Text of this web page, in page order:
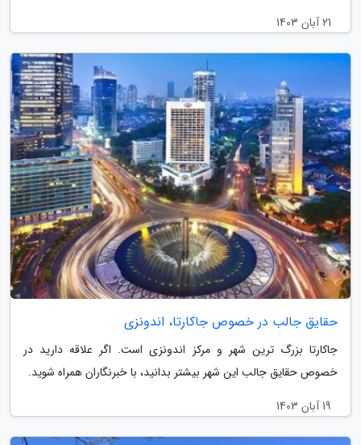
21 آبان 1403
حقایق جالب در خصوص جاکارتا، اندونزی
جاکارتا بزرگ ترین شهر و مرکز اندونزی است. اگر علاقه دارید در
خصوص حقایق جالب این شهر بیشتر بدانید، با خبرنگاران همراه شوید.
19 آبان 1403